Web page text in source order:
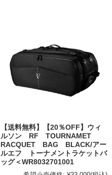
【送料無料】【20％OFF】ウィ
ルソン RF TOURNAMET
RACQUET BAG BLACK/アー
ルエフ トーナメントラケットバ
ッグ＜WR8032701001